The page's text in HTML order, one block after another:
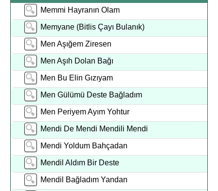
Memmi Hayranın Olam
Memyane (Bitlis Çayı Bulanık)
Men Aşığem Ziresen
Men Aşıh Dolan Bağı
Men Bu Elin Gızıyam
Men Gülümü Deste Bağladım
Men Periyem Ayım Yohtur
Mendi De Mendi Mendili Mendi
Mendi Yoldum Bahçadan
Mendil Aldım Bir Deste
Mendil Bağladım Yandan